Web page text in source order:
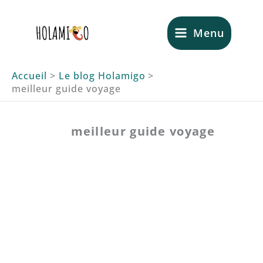
Menu
Accueil
Le blog Holamigo
meilleur guide voyage
meilleur guide voyage